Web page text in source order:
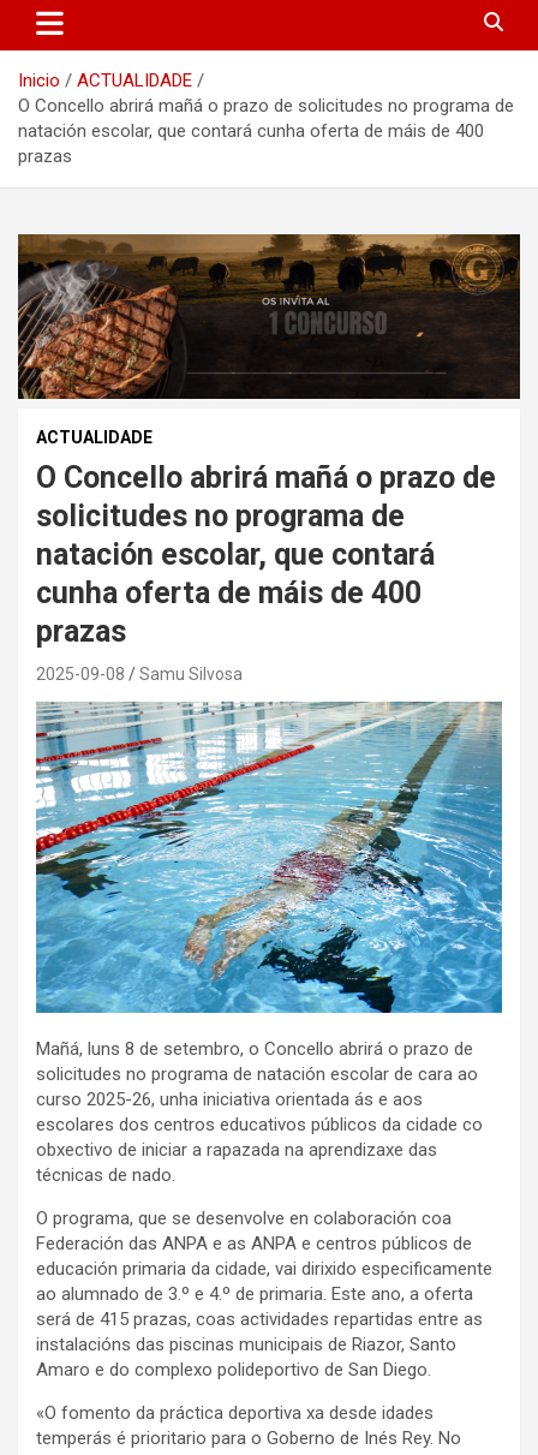
Inicio
ACTUALIDADE
O Concello abrirá mañá o prazo de solicitudes no programa de
natación escolar, que contará cunha oferta de máis de 400
prazas
ACTUALIDADE
O Concello abrirá mañá o prazo de
solicitudes no programa de
natación escolar, que contará
cunha oferta de máis de 400
prazas
2025-09-08 Samu Silvosa
Mañá, luns 8 de setembro, o Concello abrirá o prazo de
solicitudes no programa de natación escolar de cara ao
curso 2025-26, unha iniciativa orientada ás e aos
escolares dos centros educativos públicos da cidade co
obxectivo de iniciar a rapazada na aprendizaxe das
técnicas de nado.
O programa, que se desenvolve en colaboración coa
Federación das ANPA e as ANPA e centros públicos de
educación primaria da cidade, vai dirixido especificamente
ao alumnado de 3.º e 4.º de primaria. Este ano, a oferta
será de 415 prazas, coas actividades repartidas entre as
instalacións das piscinas municipais de Riazor, Santo
Amaro e do complexo polideportivo de San Diego.
«O fomento da práctica deportiva xa desde idades
temperás é prioritario para o Goberno de Inés Rey. No